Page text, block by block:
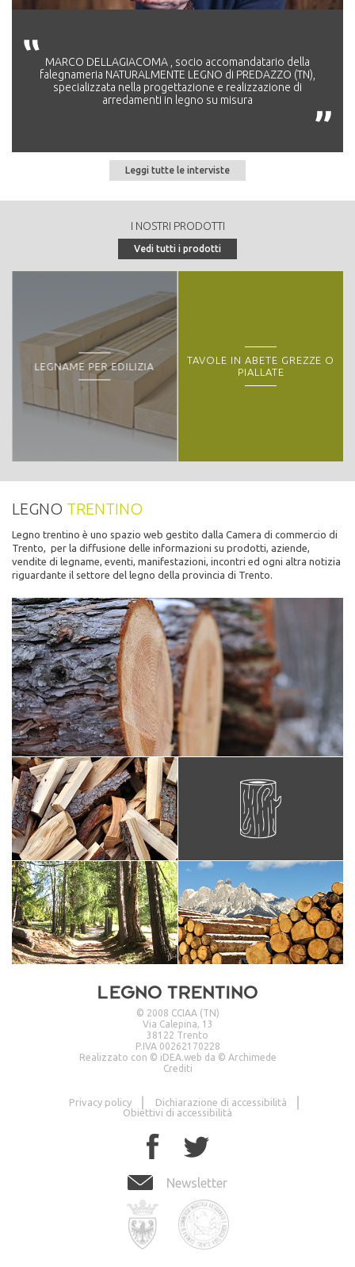
MARCO DELLAGIACOMA , socio accomandatario della
falegnameria NATURALMENTE LEGNO di PREDAZZO (TN),
specializzata nella progettazione e realizzazione di
arredamenti in legno su misura
Leggi tutte le interviste
I NOSTRI PRODOTTI
Vedi tutti i prodotti
LEGNAME PER EDILIZIA
TAVOLE IN ABETE GREZZE O
PIALLATE
LEGNO TRENTINO
Legno trentino è uno spazio web gestito dalla Camera di commercio di
Trento, per la diffusione delle informazioni su prodotti, aziende,
vendite di legname, eventi, manifestazioni, incontri ed ogni altra notizia
riguardante il settore del legno della provincia di Trento.
© 2008 CCIAA (TN)
Via Calepina, 13
38122 Trento
P.IVA 00262170228
Realizzato con © iDEA.web da © Archimede
Crediti
Privacy policy
Dichiarazione di accessibilità
Obiettivi di accessibilità
Newsletter